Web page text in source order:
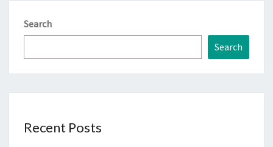
Search
Search
Recent Posts